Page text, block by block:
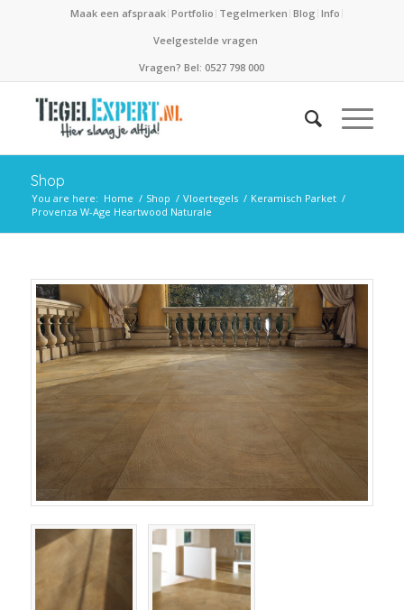
Maak een afspraak Portfolio Tegelmerken Blog Info
Veelgestelde vragen
Vragen? Bel: 0527 798 000
Shop
You are here: Home / Shop / Vloertegels / Keramisch Parket /
Provenza W-Age Heartwood Naturale